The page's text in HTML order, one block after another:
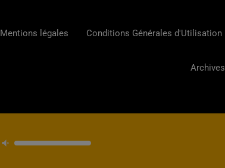
Mentions légales Conditions Générales d'Utilisation
Archives